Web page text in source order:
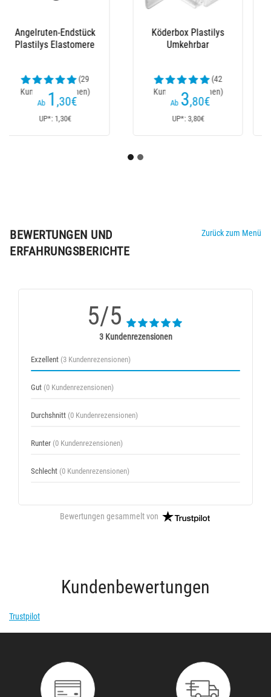
Silikon-Scheibe
Plastilys ”Stop-Vif”
Kundenrezensionen)
1,70
UP*: 1,70€
Wickelbretter
Standard Plastilys -
Kundenrezensionen)
Ab 2,30 €
UP*: 2,30€
BEWERTUNGEN UND
ERFAHRUNGSBERICHTE
Zurück zum Menü
5/5
3 Kundenrezensionen
Exzellent (3 Kundenrezensionen)
Gut (0 Kundenrezensionen)
Durchshnitt (0 Kundenrezensionen)
Runter (0 Kundenrezensionen)
Schlecht (0 Kundenrezensionen)
Bewertungen gesammelt von
Kundenbewertungen
Trustpilot